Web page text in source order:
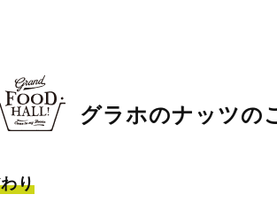
グラホのナッツの
り